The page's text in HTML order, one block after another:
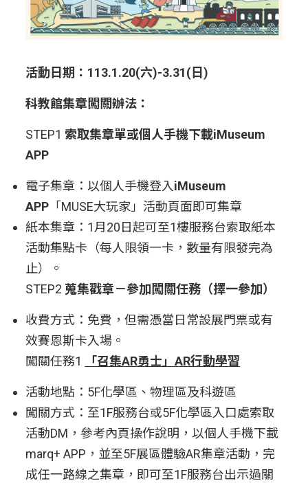
活動日期：113.1.20(六)-3.31(日)
科教館集章闖關辦法：
STEP1 索取集章單或個人手機下載iMuseum
APP
電子集章：以個人手機登入iMuseum
APP 「MUSE大玩家」活動頁面即可集章
紙本集章：1月20日起可至1樓服務台索取紙本
活動集點卡（每人限領一卡，數量有限發完為
止）。
STEP2 蒐集戳章－參加闖關任務（擇一參加）
收費方式：免費，但需憑當日常設展門票或有
效賽恩斯卡入場。
闖關任務1
「召集AR勇士」AR行動學習
活動地點：5F化學區、物理區及科遊區
闖關方式：至1F服務台或5F化學區入口處索取
活動DM，參考內頁操作說明，以個人手機下載
marq+ APP，並至5F展區體驗AR集章活動，完
成任一路線之集章，即可至1F服務台出示過關